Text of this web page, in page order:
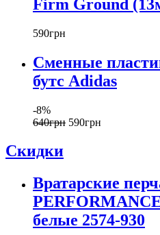
Firm Ground
590грн
Сменные
бутс Adidas
-8%
640грн 590грн
Скидки
Вратарские
белые 2574-930